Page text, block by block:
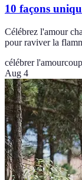
10 façons
Célébrez l'amour
pour raviver la
célébrer l'amour
Aug 4